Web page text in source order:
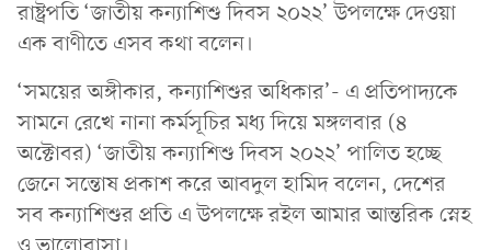
রাষ্ট্রপতি ‘জাতীয় কন্যাশিশু দিবস ২০২২’ উপলক্ষে দেওয়া
এক বাণীতে এসব কথা বলেন।
‘সময়ের অঙ্গীকার, কন্যাশিশুর অধিকার’- এ প্রতিপাদ্যকে
সামনে রেখে নানা কর্মসূচির মধ্য দিয়ে মঙ্গলবার (৪
অক্টোবর) ‘জাতীয় কন্যাশিশু দিবস ২০২২’ পালিত হচ্ছে
জেনে সন্তোষ প্রকাশ করে আবদুল হামিদ বলেন, দেশের
সব কন্যাশিশুর প্রতি এ উপলক্ষে রইল আমার আন্তরিক স্নেহ